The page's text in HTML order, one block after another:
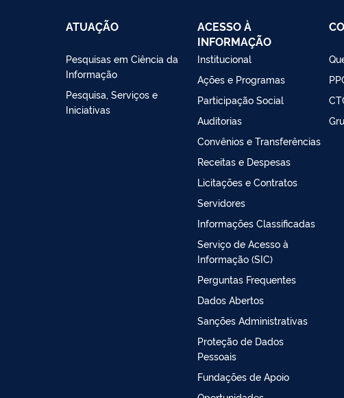
ATUAÇÃO
Pesquisas em Ciência da
Informação
Pesquisa, Serviços e
Iniciativas
ACESSO À
INFORMAÇÃO
Institucional
Ações e Programas
Participação Social
Auditorias
Convênios e Transferências
Receitas e Despesas
Licitações e Contratos
Servidores
Informações Classificadas
Serviço de Acesso à
Informação (SIC)
Perguntas Frequentes
Dados Abertos
Sanções Administrativas
Proteção de Dados
Pessoais
Fundações de Apoio